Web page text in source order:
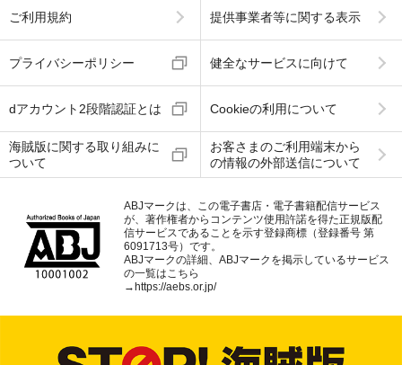
ご利用規約 提供事業者等に関する表示
プライバシーポリシー 健全なサービスに向けて
dアカウント2段階認証とは Cookieの利用について
海賊版に関する取り組みに
ついて
お客さまのご利用端末から
の情報の外部送信について
ABJマークは、この電子書店・電子書籍配信サービス
が、著作権者からコンテンツ使用許諾を得た正規版配
信サービスであることを示す登録商標（登録番号 第
6091713号）です。
ABJマークの詳細、ABJマークを掲示しているサービス
の一覧はこちら
→ https://aebs.or.jp/